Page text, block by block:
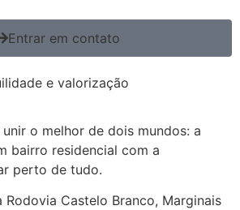
Entrar em contato
e valorização
o melhor de dois mundos: a
bairro residencial com a
perto de tudo.
Rodovia Castelo Branco, Marginais